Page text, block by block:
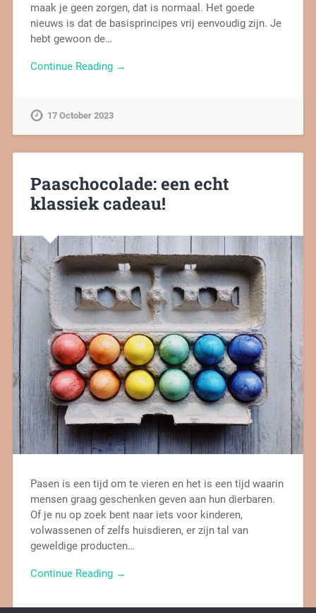
maak je geen zorgen, dat is normaal. Het goede
nieuws is dat de basisprincipes vrij eenvoudig zijn. Je
hebt gewoon de…
Continue Reading →
17 October 2023
Paaschocolade: een echt
klassiek cadeau!
Pasen is een tijd om te vieren en het is een tijd waarin
mensen graag geschenken geven aan hun dierbaren.
Of je nu op zoek bent naar iets voor kinderen,
volwassenen of zelfs huisdieren, er zijn tal van
geweldige producten…
Continue Reading →